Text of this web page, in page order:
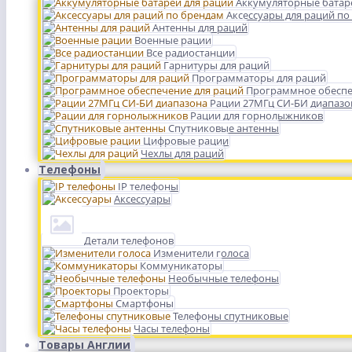
Аксессуары для раций
Антенны для раций
Военные рации
Все радиостанции
Гарнитуры для раций
Программаторы для раций
Программное
Рации 27МГц СИ-БИ
Рации для горнолыжников
Спутниковые антенны
Цифровые рации
Чехлы для раций
Телефоны
IP телефоны
Аксессуары
Детали телефонов
Изменители голоса
Коммуникаторы
Необычные телефоны
Проекторы
Смартфоны
Телефоны спутниковые
Часы телефоны
Товары Англии